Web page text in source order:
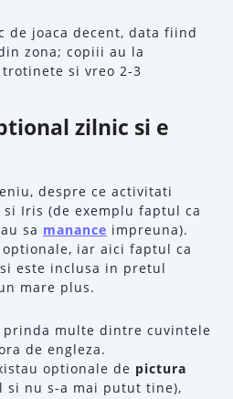
de joaca decent, data fiind
zona; copiii au la
si vreo 2-3
zilnic si e
despre ce activitati
si Iris (de exemplu faptul ca
sa manance impreuna).
iar aici faptul ca
este inclusa in pretul
mare plus.
multe dintre cuvintele
de engleza.
optionale de pictura
si nu s-a mai putut tine),